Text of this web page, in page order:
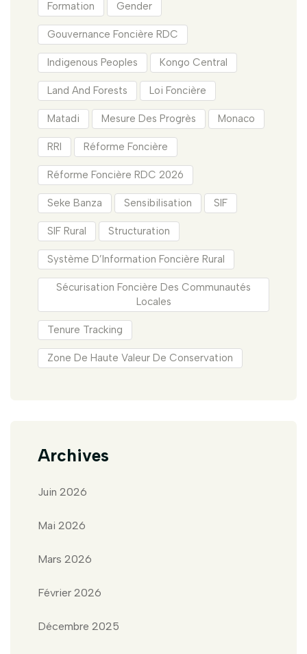
Formation Gender
Gouvernance Foncière RDC
Indigenous Peoples Kongo Central
Land And Forests Loi Foncière
Matadi Mesure Des Progrès Monaco
RRI Réforme Foncière
Réforme Foncière RDC 2026
Seke Banza Sensibilisation SIF
SIF Rural Structuration
Système D’Information Foncière Rural
Sécurisation Foncière Des Communautés
Locales
Tenure Tracking
Zone De Haute Valeur De Conservation
Archives
Juin 2026
Mai 2026
Mars 2026
Février 2026
Décembre 2025